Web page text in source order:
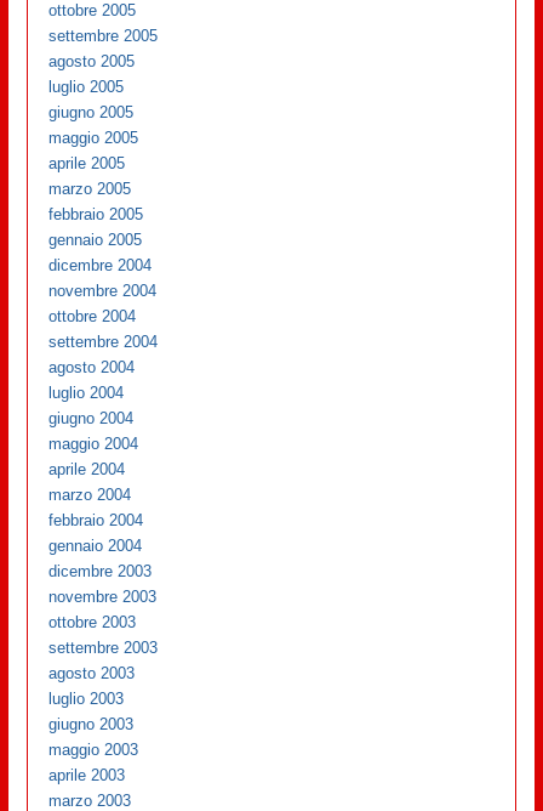
ottobre 2005
settembre 2005
agosto 2005
luglio 2005
giugno 2005
maggio 2005
aprile 2005
marzo 2005
febbraio 2005
gennaio 2005
dicembre 2004
novembre 2004
ottobre 2004
settembre 2004
agosto 2004
luglio 2004
giugno 2004
maggio 2004
aprile 2004
marzo 2004
febbraio 2004
gennaio 2004
dicembre 2003
novembre 2003
ottobre 2003
settembre 2003
agosto 2003
luglio 2003
giugno 2003
maggio 2003
aprile 2003
marzo 2003